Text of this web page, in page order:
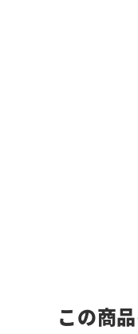
この商